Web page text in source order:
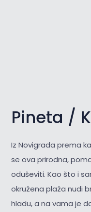
Pineta /
Iz Novigrada prema
se ova prirodna,
oduševiti. Kao što i
okružena plaža nudi
hladu, a na vama je